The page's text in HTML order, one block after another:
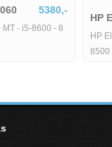
5380,-
- i5-8600 - 8
HP
HP
8500